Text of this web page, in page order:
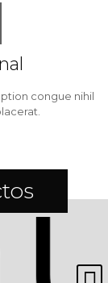
congue nihil